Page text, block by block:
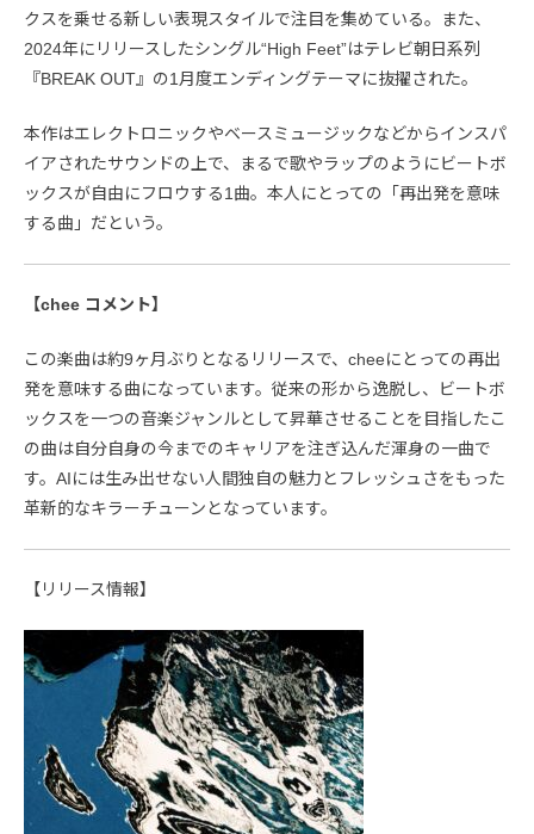
クスを乗せる新しい表現スタイルで注目を集めている。また、
2024年にリリースしたシングル“High Feet”はテレビ朝日系列
『BREAK OUT』の1月度エンディングテーマに抜擢された。
本作はエレクトロニックやベースミュージックなどからインスパ
イアされたサウンドの上で、まるで歌やラップのようにビートボ
ックスが自由にフロウする1曲。本人にとっての「再出発を意味
する曲」だという。
【chee コメント】
この楽曲は約9ヶ月ぶりとなるリリースで、cheeにとっての再出
発を意味する曲になっています。従来の形から逸脱し、ビートボ
ックスを一つの音楽ジャンルとして昇華させることを目指したこ
の曲は自分自身の今までのキャリアを注ぎ込んだ渾身の一曲で
す。AIには生み出せない人間独自の魅力とフレッシュさをもった
革新的なキラーチューンとなっています。
【リリース情報】